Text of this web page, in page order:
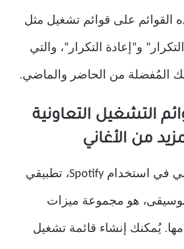
القوائم على قوائم تشغيل مثل
و”إعادة التكرار”، والتي
المُفضلة من الحاضر والماضي.
التشغيل التعاونية
من الأغاني
من أكثر ما يُعجبني في استخدام Spotify، تطبيقي
هو مجموعة ميزات
يُمكنك إنشاء قائمة تشغيل